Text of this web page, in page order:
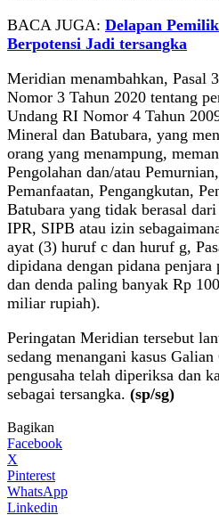
BACA JUGA: Delapan
Berpotensi Jadi tersangka
Meridian menambahkan, Pasal
Nomor 3 Tahun 2020 tentang
Undang RI Nomor 4 Tahun
Mineral dan Batubara, yang
orang yang menampung,
Pengolahan dan/atau
Pemanfaatan, Pengangkutan,
Batubara yang tidak berasal
IPR, SIPB atau izin
ayat (3) huruf c dan huruf g,
dipidana dengan pidana
dan denda paling banyak Rp
miliar rupiah).
Peringatan Meridian tersebut
sedang menangani kasus
pengusaha telah diperiksa dan
sebagai tersangka. (sp/sg)
Bagikan
Facebook
X
Pinterest
WhatsApp
Linkedin